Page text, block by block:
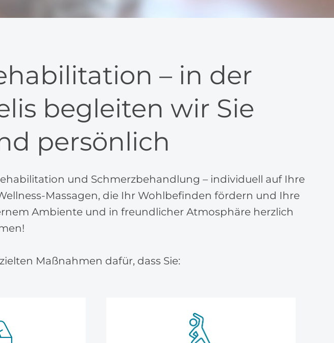
– in der
begleiten wir Sie
persönlich
und Schmerzbehandlung – individuell auf Ihre
Massagen, die Ihr Wohlbefinden fördern und Ihre
Ambiente und in freundlicher Atmosphäre herzlich
Maßnahmen dafür, dass Sie: